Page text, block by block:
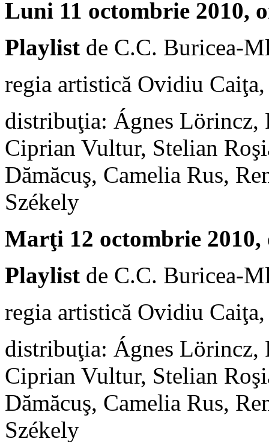
Luni 11 octombrie 2010,
Playlist de C.C. Buricea-
regia artistică Ovidiu
distribuţia: Ágnes Lörincz,
Ciprian Vultur, Stelian
Dămăcuş, Camelia Rus,
Székely
Marţi 12 octombrie 2010,
Playlist de C.C. Buricea-
regia artistică Ovidiu
distribuţia: Ágnes Lörincz,
Ciprian Vultur, Stelian
Dămăcuş, Camelia Rus,
Székely